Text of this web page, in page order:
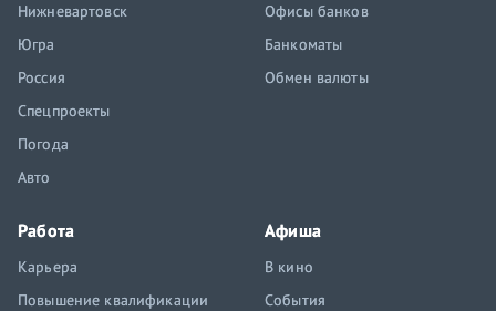
Нижневартовск
Югра
Россия
Спецпроекты
Погода
Авто
Офисы банков
Банкоматы
Обмен валюты
Работа
Карьера
Повышение квалификации
Афиша
В кино
События